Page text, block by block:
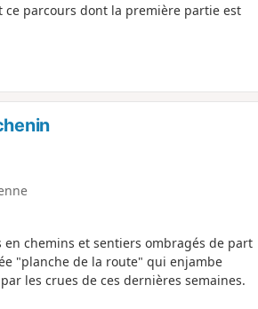
parcours dont la première partie est
chemins et sentiers ombragés de part
"planche de la route" qui enjambe
les crues de ces dernières semaines.